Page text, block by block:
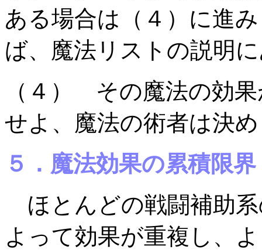
ある場合は（４）に進
ば、魔法リストの説明
（４） その魔法の効
せよ、魔法の術者は決
５．魔法効果の累積限界
ほとんどの戦闘補助
よって効果が重複し、